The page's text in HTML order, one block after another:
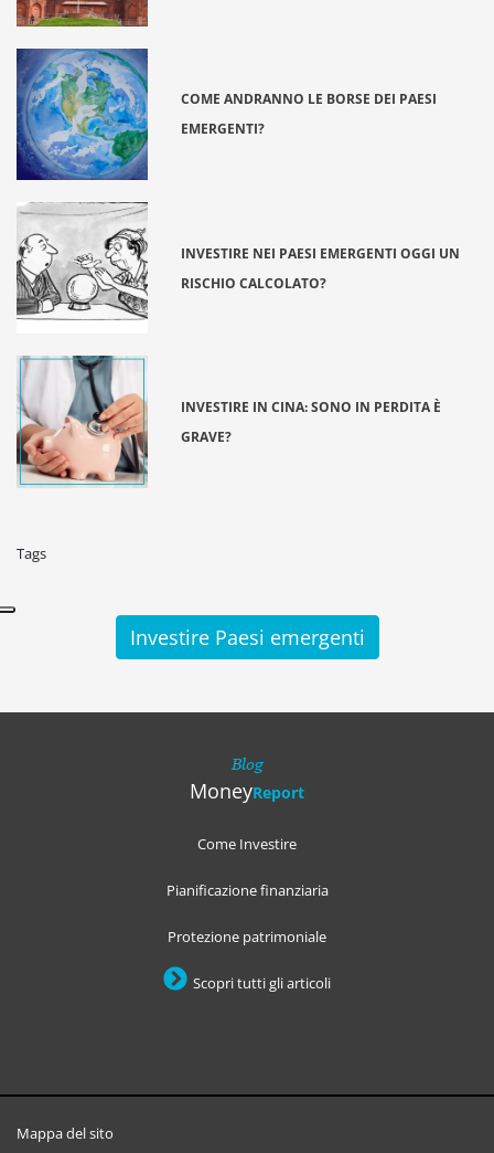
COME ANDRANNO LE BORSE DEI PAESI
EMERGENTI?
INVESTIRE NEI PAESI EMERGENTI OGGI UN
RISCHIO CALCOLATO?
INVESTIRE IN CINA: SONO IN PERDITA È
GRAVE?
Tags
Investire Paesi emergenti
Blog
MoneyReport
Come Investire
Pianificazione finanziaria
Protezione patrimoniale
Scopri tutti gli articoli
Mappa del sito